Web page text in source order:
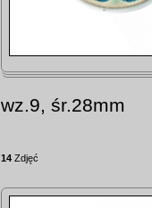
wz.9, śr.28mm
14 Zdjęć